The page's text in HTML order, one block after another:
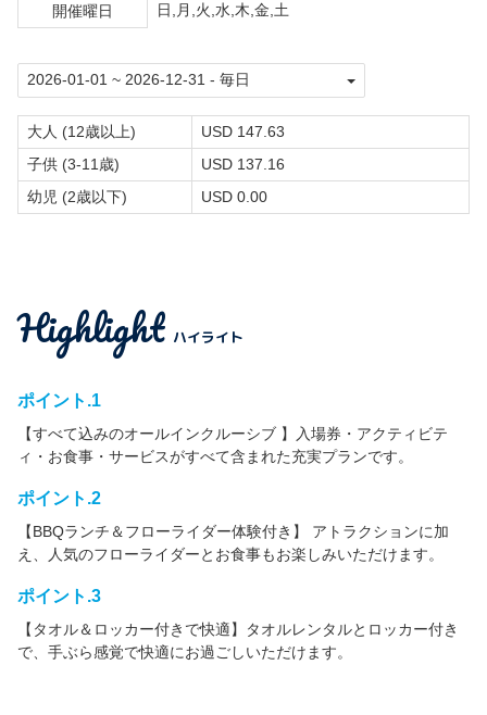
開催曜日 日,月,火,水,木,金,土
大人 (12歳以上)
USD 147.63
子供 (3-11歳)
USD 137.16
幼児 (2歳以下)
USD 0.00
Highlight ハイライト
ポイント.1
【すべて込みのオールインクルーシブ 】入場券・アクティビテ
ィ・お食事・サービスがすべて含まれた充実プランです。
ポイント.2
【BBQランチ＆フローライダー体験付き】 アトラクションに加
え、人気のフローライダーとお食事もお楽しみいただけます。
ポイント.3
【タオル＆ロッカー付きで快適】タオルレンタルとロッカー付き
で、手ぶら感覚で快適にお過ごしいただけます。